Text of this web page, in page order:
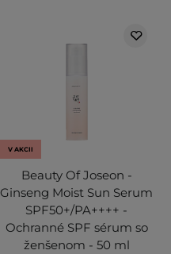
V AKCII
Beauty Of Joseon -
Ginseng Moist Sun Serum
SPF50+/PA++++ -
Ochranné SPF sérum so
ženšenom - 50 ml